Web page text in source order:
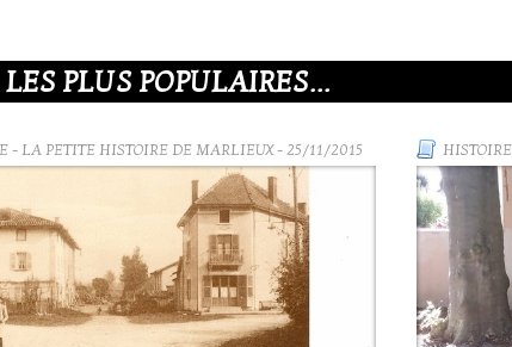
PLUS POPULAIRES...
- LA PETITE HISTOIRE DE MARLIEUX- 25/11/2015